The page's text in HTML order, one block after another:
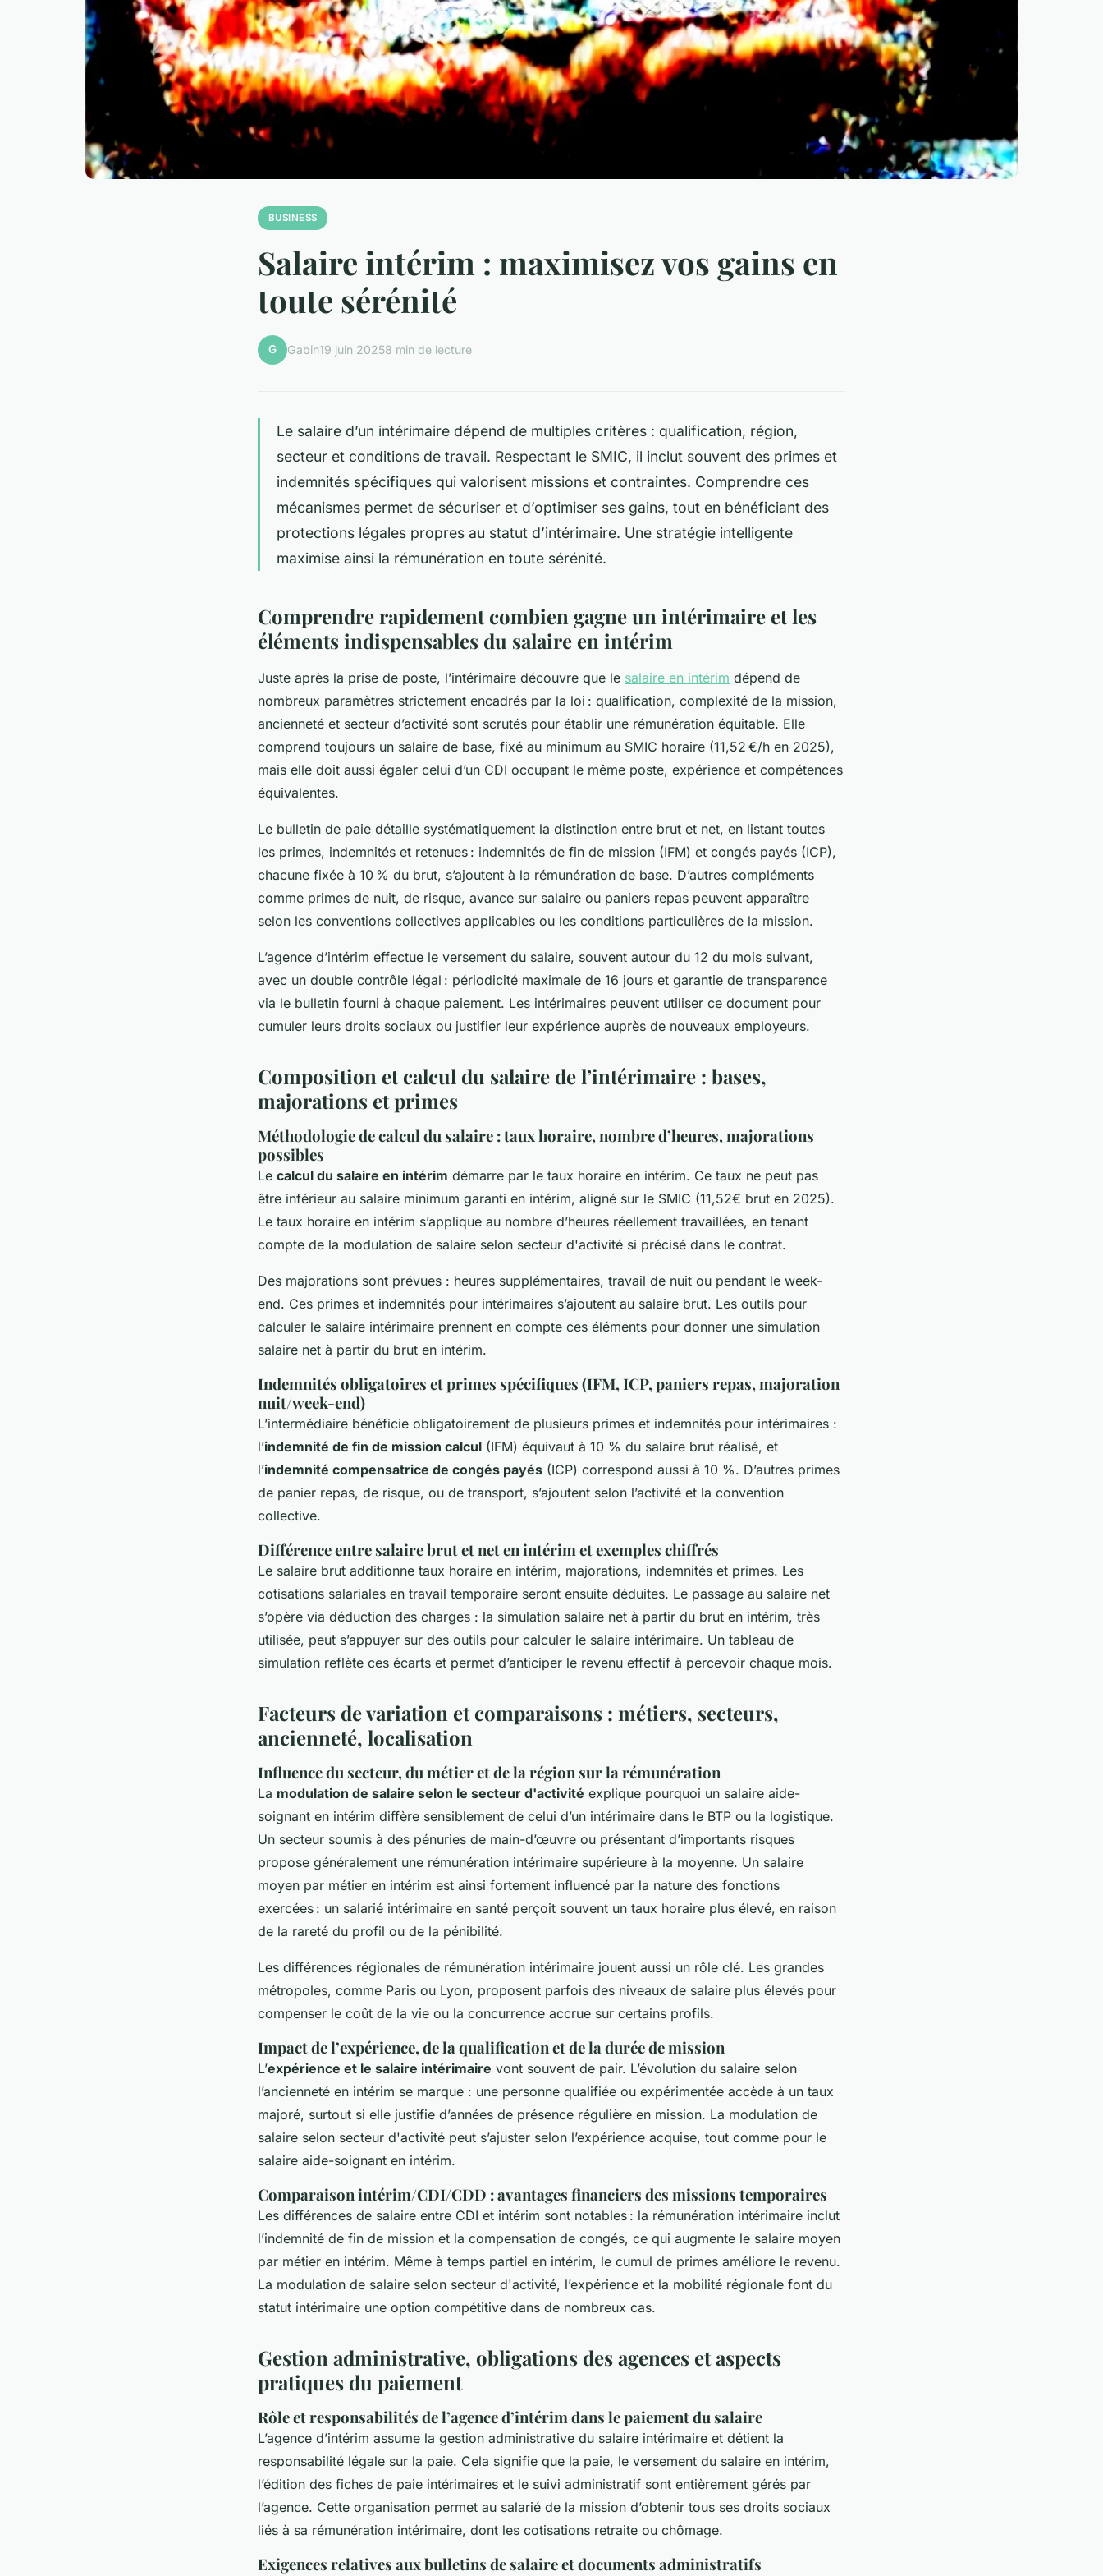
BUSINESS
Salaire intérim : maximisez vos gains en
toute sérénité
G Gabin19 juin 20258 min de lecture
Le salaire d’un intérimaire dépend de multiples critères : qualification, région,
secteur et conditions de travail. Respectant le SMIC, il inclut souvent des primes et
indemnités spécifiques qui valorisent missions et contraintes. Comprendre ces
mécanismes permet de sécuriser et d’optimiser ses gains, tout en bénéficiant des
protections légales propres au statut d’intérimaire. Une stratégie intelligente
maximise ainsi la rémunération en toute sérénité.
Comprendre rapidement combien gagne un intérimaire et les
éléments indispensables du salaire en intérim
Juste après la prise de poste, l’intérimaire découvre que le salaire en intérim dépend de
nombreux paramètres strictement encadrés par la loi : qualification, complexité de la mission,
ancienneté et secteur d’activité sont scrutés pour établir une rémunération équitable. Elle
comprend toujours un salaire de base, fixé au minimum au SMIC horaire (11,52 €/h en 2025),
mais elle doit aussi égaler celui d’un CDI occupant le même poste, expérience et compétences
équivalentes.
Le bulletin de paie détaille systématiquement la distinction entre brut et net, en listant toutes
les primes, indemnités et retenues : indemnités de fin de mission (IFM) et congés payés (ICP),
chacune fixée à 10 % du brut, s’ajoutent à la rémunération de base. D’autres compléments
comme primes de nuit, de risque, avance sur salaire ou paniers repas peuvent apparaître
selon les conventions collectives applicables ou les conditions particulières de la mission.
L’agence d’intérim effectue le versement du salaire, souvent autour du 12 du mois suivant,
avec un double contrôle légal : périodicité maximale de 16 jours et garantie de transparence
via le bulletin fourni à chaque paiement. Les intérimaires peuvent utiliser ce document pour
cumuler leurs droits sociaux ou justifier leur expérience auprès de nouveaux employeurs.
Composition et calcul du salaire de l’intérimaire : bases,
majorations et primes
Méthodologie de calcul du salaire : taux horaire, nombre d’heures, majorations
possibles
Le calcul du salaire en intérim démarre par le taux horaire en intérim. Ce taux ne peut pas
être inférieur au salaire minimum garanti en intérim, aligné sur le SMIC (11,52€ brut en 2025).
Le taux horaire en intérim s’applique au nombre d’heures réellement travaillées, en tenant
compte de la modulation de salaire selon secteur d'activité si précisé dans le contrat.
Des majorations sont prévues : heures supplémentaires, travail de nuit ou pendant le week-
end. Ces primes et indemnités pour intérimaires s’ajoutent au salaire brut. Les outils pour
calculer le salaire intérimaire prennent en compte ces éléments pour donner une simulation
salaire net à partir du brut en intérim.
Indemnités obligatoires et primes spécifiques (IFM, ICP, paniers repas, majoration
nuit/week-end)
L’intermédiaire bénéficie obligatoirement de plusieurs primes et indemnités pour intérimaires :
l’indemnité de fin de mission calcul (IFM) équivaut à 10 % du salaire brut réalisé, et
l’indemnité compensatrice de congés payés (ICP) correspond aussi à 10 %. D’autres primes
de panier repas, de risque, ou de transport, s’ajoutent selon l’activité et la convention
collective.
Différence entre salaire brut et net en intérim et exemples chiffrés
Le salaire brut additionne taux horaire en intérim, majorations, indemnités et primes. Les
cotisations salariales en travail temporaire seront ensuite déduites. Le passage au salaire net
s’opère via déduction des charges : la simulation salaire net à partir du brut en intérim, très
utilisée, peut s’appuyer sur des outils pour calculer le salaire intérimaire. Un tableau de
simulation reflète ces écarts et permet d’anticiper le revenu effectif à percevoir chaque mois.
Facteurs de variation et comparaisons : métiers, secteurs,
ancienneté, localisation
Influence du secteur, du métier et de la région sur la rémunération
La modulation de salaire selon le secteur d'activité explique pourquoi un salaire aide-
soignant en intérim diffère sensiblement de celui d’un intérimaire dans le BTP ou la logistique.
Un secteur soumis à des pénuries de main-d’œuvre ou présentant d’importants risques
propose généralement une rémunération intérimaire supérieure à la moyenne. Un salaire
moyen par métier en intérim est ainsi fortement influencé par la nature des fonctions
exercées : un salarié intérimaire en santé perçoit souvent un taux horaire plus élevé, en raison
de la rareté du profil ou de la pénibilité.
Les différences régionales de rémunération intérimaire jouent aussi un rôle clé. Les grandes
métropoles, comme Paris ou Lyon, proposent parfois des niveaux de salaire plus élevés pour
compenser le coût de la vie ou la concurrence accrue sur certains profils.
Impact de l’expérience, de la qualification et de la durée de mission
L’expérience et le salaire intérimaire vont souvent de pair. L’évolution du salaire selon
l’ancienneté en intérim se marque : une personne qualifiée ou expérimentée accède à un taux
majoré, surtout si elle justifie d’années de présence régulière en mission. La modulation de
salaire selon secteur d'activité peut s’ajuster selon l’expérience acquise, tout comme pour le
salaire aide-soignant en intérim.
Comparaison intérim/CDI/CDD : avantages financiers des missions temporaires
Les différences de salaire entre CDI et intérim sont notables : la rémunération intérimaire inclut
l’indemnité de fin de mission et la compensation de congés, ce qui augmente le salaire moyen
par métier en intérim. Même à temps partiel en intérim, le cumul de primes améliore le revenu.
La modulation de salaire selon secteur d'activité, l’expérience et la mobilité régionale font du
statut intérimaire une option compétitive dans de nombreux cas.
Gestion administrative, obligations des agences et aspects
pratiques du paiement
Rôle et responsabilités de l’agence d’intérim dans le paiement du salaire
L’agence d’intérim assume la gestion administrative du salaire intérimaire et détient la
responsabilité légale sur la paie. Cela signifie que la paie, le versement du salaire en intérim,
l’édition des fiches de paie intérimaires et le suivi administratif sont entièrement gérés par
l’agence. Cette organisation permet au salarié de la mission d’obtenir tous ses droits sociaux
liés à sa rémunération intérimaire, dont les cotisations retraite ou chômage.
Exigences relatives aux bulletins de salaire et documents administratifs